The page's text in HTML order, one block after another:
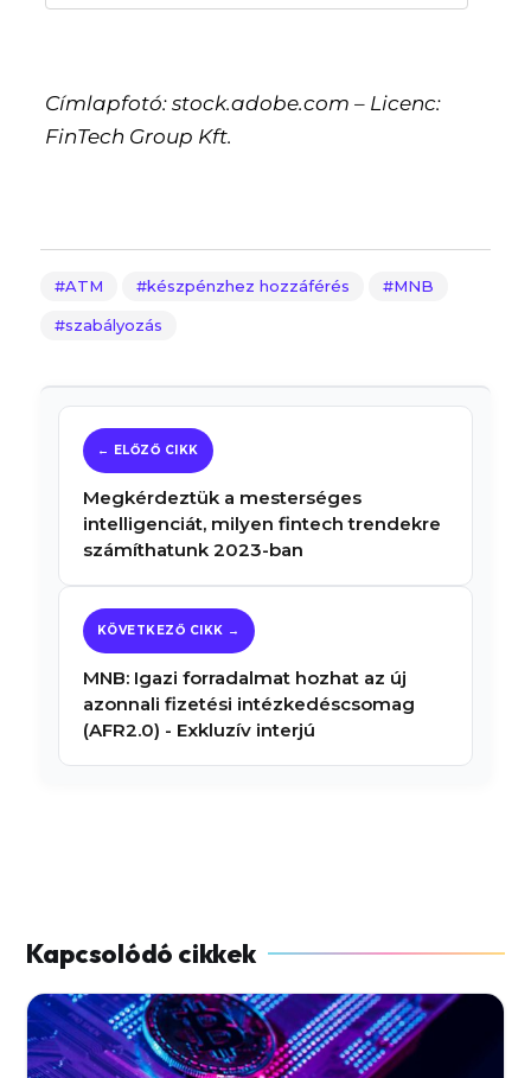
Címlapfotó: stock.adobe.com – Licenc:
FinTech Group Kft.
ATM készpénzhez hozzáférés MNB
szabályozás
Megkérdeztük a mesterséges
intelligenciát, milyen fintech trendekre
számíthatunk 2023-ban
MNB: Igazi forradalmat hozhat az új
azonnali fizetési intézkedéscsomag
(AFR2.0) - Exkluzív interjú